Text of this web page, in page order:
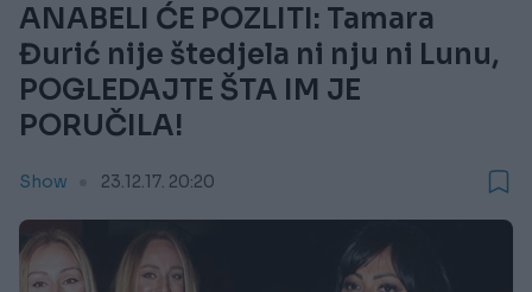
ANABELI ĆE POZLITI: Tamara
Đurić nije štedjela ni nju ni Lunu,
POGLEDAJTE ŠTA IM JE
PORUČILA!
Show 23.12.17. 20:20